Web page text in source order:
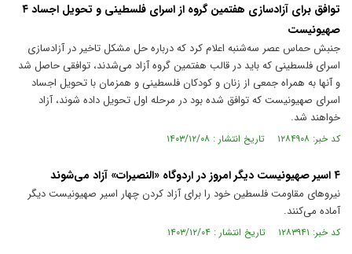
توافق برای آزادسازی هفتمین گروه از اسرای فلسطینی و تحویل اجساد ۴
صهیونیست
جنبش حماس عصر سه‌شنبه اعلام کرد که درباره حل مشکل تاخیر در آزادسازی
اسرای فلسطینی که باید در قالب هفتمین گروه آزاد می‌شدند، توافقی حاصل شد
و آنها به همراه جمعی از زنان و کودکان فلسطینی و همزمان با تحویل اجساد
اسرای صهیونیست که توافق شده بود در مرحله اول تحویل داده شوند، آزاد
خواهند شد.
کد خبر: ۱۲۸۴۹۰۸ تاریخ انتشار : ۱۴۰۳/۱۲/۰۸
۴ اسیر صهیونیست دیگر امروز در اردوگاه «النصیرات» آزاد می‌شوند
نیروهای مقاومت فلسطین خود را برای آزاد کردن چهار اسیر صهیونیست دیگر
آماده می‌کنند.
کد خبر: ۱۲۸۳۹۴۱ تاریخ انتشار : ۱۴۰۳/۱۲/۰۴